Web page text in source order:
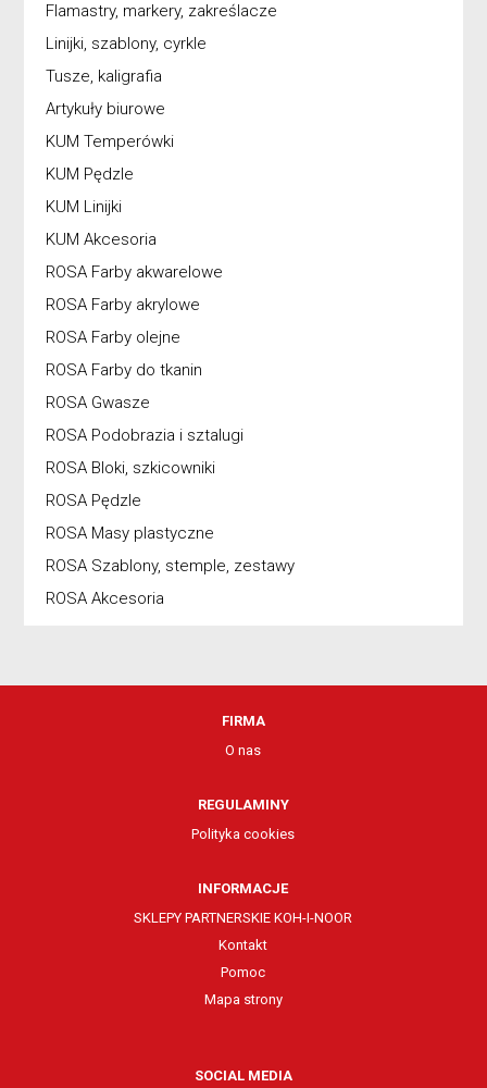
Flamastry, markery, zakreślacze
Linijki, szablony, cyrkle
Tusze, kaligrafia
Artykuły biurowe
KUM Temperówki
KUM Pędzle
KUM Linijki
KUM Akcesoria
ROSA Farby akwarelowe
ROSA Farby akrylowe
ROSA Farby olejne
ROSA Farby do tkanin
ROSA Gwasze
ROSA Podobrazia i sztalugi
ROSA Bloki, szkicowniki
ROSA Pędzle
ROSA Masy plastyczne
ROSA Szablony, stemple, zestawy
ROSA Akcesoria
FIRMA
O nas
REGULAMINY
Polityka cookies
INFORMACJE
SKLEPY PARTNERSKIE KOH-I-NOOR
Kontakt
Pomoc
Mapa strony
SOCIAL MEDIA